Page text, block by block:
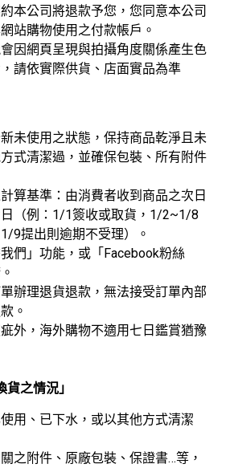
本公司將退款予您，您同意本公司
站購物使用之付款帳戶。
因網頁呈現與拍攝角度關係產生色
請依實際供貨、店面實品為準
未使用之狀態，保持商品乾淨且未
式清潔過，並確保包裝、所有附件
算基準：由消費者收到商品之次日
（例：1/1簽收或取貨，1/2~1/8
9提出則逾期不受理）。
們」功能，或「Facebook粉絲
辦理退貨退款，無法接受訂單內部
。
外，海外購物不適用七日鑑賞猶豫
之情況」
用、已下水，或以其他方式清潔
之附件、原廠包裝、保證書…等，